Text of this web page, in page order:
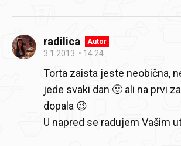
radilica Autor
3.1.2013. 14:24
Torta zaista jeste neobična,
jede svaki dan 🙂 ali na prvi
dopala 😉
U napred se radujem Vašim